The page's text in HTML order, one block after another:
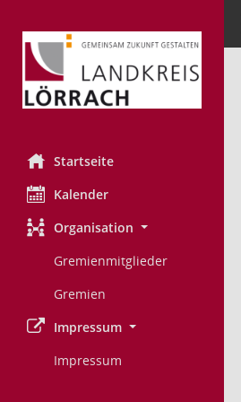
Startseite
Kalender
Organisation
Gremienmitglieder
Gremien
Impressum
Impressum